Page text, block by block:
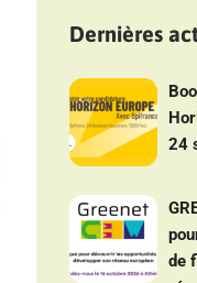
Dernières
24
de